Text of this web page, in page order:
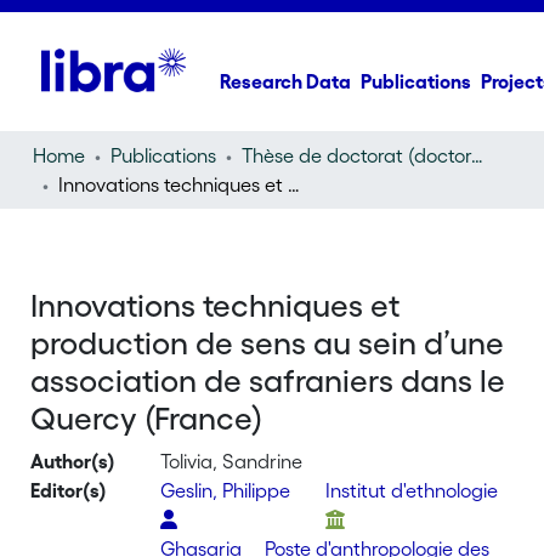
Research Data Publications
Home Publications
Thèse de doctorat (doctoral thesis)
Innovations techniques et production de sens au sein d’une association de safraniers dans le Quercy (France)
Innovations techniques et
production de sens au sein d’une
association de safraniers dans le
Quercy (France)
Author(s)
Tolivia, Sandrine
Editor(s)
Geslin, Philippe Institut d'ethnologie
Ghasaria
Poste d'anthropologie des